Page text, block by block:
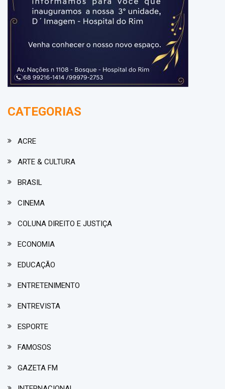
CATEGORIAS
ACRE
ARTE & CULTURA
BRASIL
CINEMA
COLUNA DIREITO E JUSTIÇA
ECONOMIA
EDUCAÇÃO
ENTRETENIMENTO
ENTREVISTA
ESPORTE
FAMOSOS
GAZETA FM